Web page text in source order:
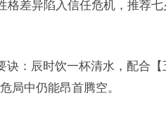
格差异陷入信任危机，推荐
诀：辰时饮一杯清水，配合【
局中仍能昂首腾空。